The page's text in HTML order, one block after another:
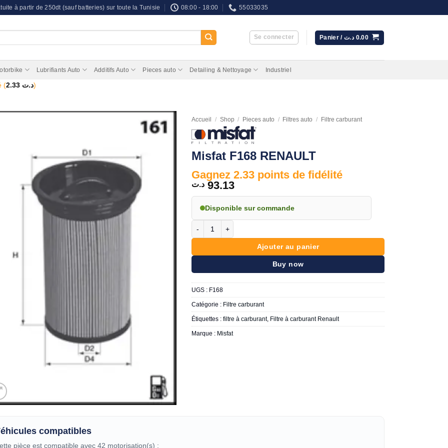
à partir de 250dt (sauf batteries) sur toute la Tunisie 08:00 - 18:00 55033035
Se connecter Panier / 0.00 د.ت
Lubrifiants Auto Additifs Auto Pieces auto Detailing & Nettoyage Industriel
(2.33 د.ت)
Accueil / Shop / Pieces auto / Filtres auto / Filtre carburant
Misfat F168 RENAULT
Gagnez 2.33 points de fidélité
93.13 د.ت
Disponible sur commande
Ajouter au panier
Buy now
UGS : F168
Catégorie : Filtre carburant
Étiquettes :filtre à carburant, Filtre à carburant Renault
Marque : Misfat
compatibles
pièce est compatible avec 42 motorisation(s) :